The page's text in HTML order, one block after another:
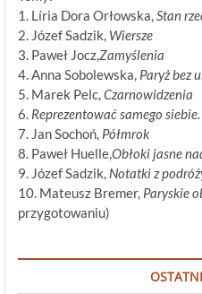
1. Líria Dora Orłowska,Stan
2. Józef Sadzik, Wiersze
3. Paweł Jocz,Zamyślenia
4. Anna Sobolewska, Paryż bez
5. Marek Pelc,Czarnowidzenia
6. Reprezentować samego
7. Jan Sochoń, Półmrok
8. Paweł Huelle,Obłoki jasne
9. Józef Sadzik, Notatki z
10. Mateusz Bremer, Paryskie
przygotowaniu)